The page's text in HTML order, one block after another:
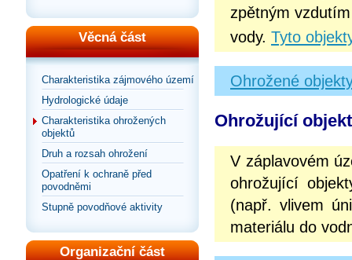
Věcná část
Charakteristika zájmového území
Hydrologické údaje
Charakteristika ohrožených
objektů
Druh a rozsah ohrožení
Opatření k ochraně před
povodněmi
Stupně povodňové aktivity
Organizační část
zpětným
vody. Tyto
Ohrožené
Ohrožující
V záplavovém
ohrožující
(např. vlivem
materiálu do